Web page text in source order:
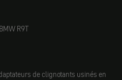
R9T
de clignotants usinés en